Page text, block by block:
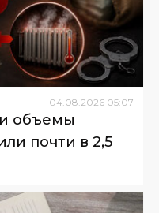
04 08 2026 05:07
объемы
почти в 2,5